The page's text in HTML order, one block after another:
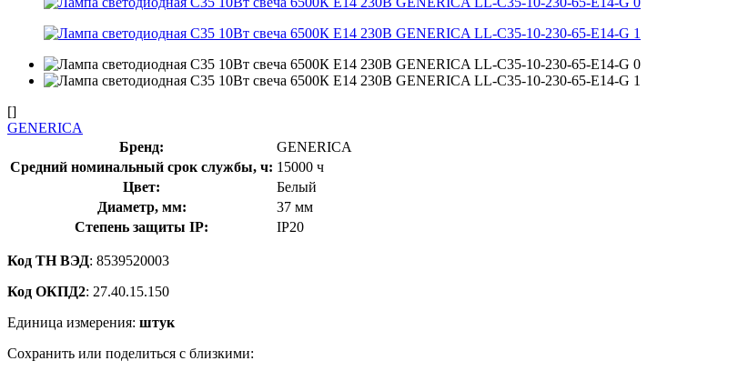
[]
GENERICA
Бренд:
GENERICA
Средний номинальный срок службы, ч: 15000 ч
Цвет:
Белый
Диаметр, мм:
37 мм
Степень защиты IP:
IP20
Код ТН ВЭД: 8539520003
Код ОКПД2: 27.40.15.150
Единица измерения: штук
Сохранить или поделиться с близкими: